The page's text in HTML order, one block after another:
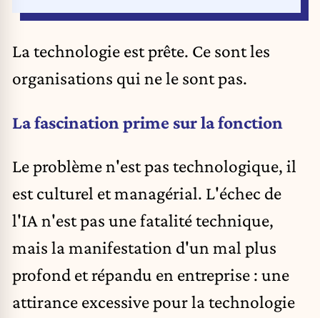
La technologie est prête. Ce sont les
organisations qui ne le sont pas.
La fascination prime sur la fonction
Le problème n'est pas technologique, il
est culturel et managérial. L'échec de
l'IA n'est pas une fatalité technique,
mais la manifestation d'un mal plus
profond et répandu en entreprise : une
attirance excessive pour la technologie